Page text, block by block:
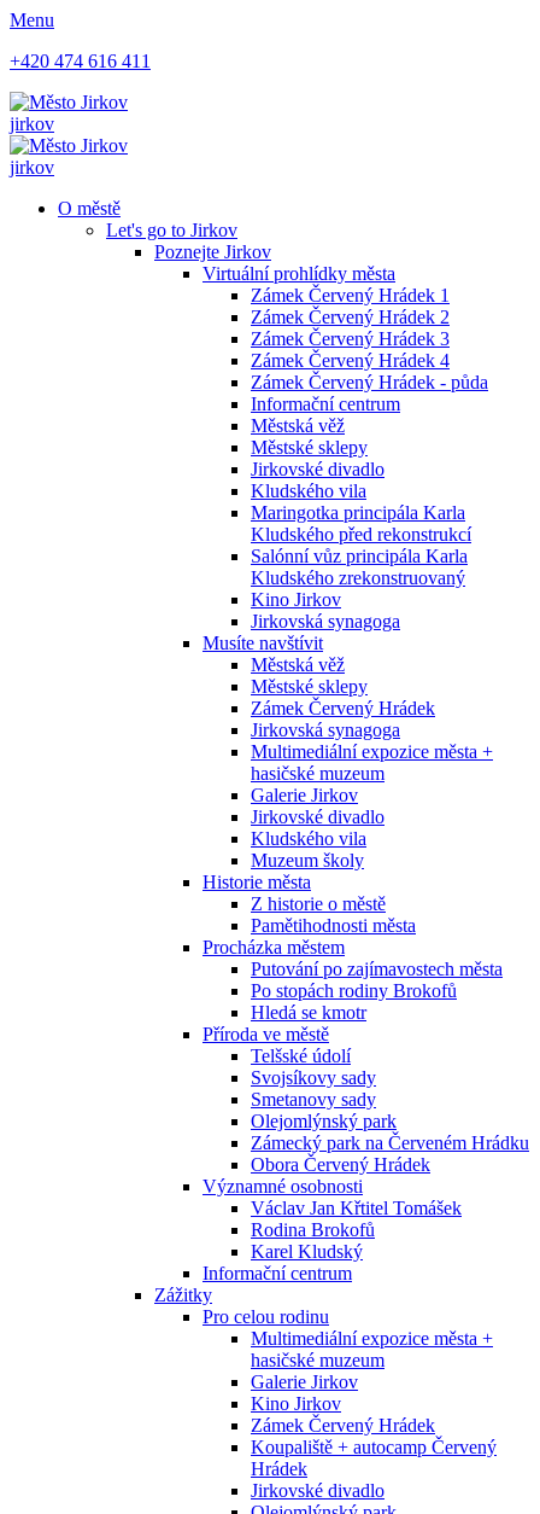
Menu
+420 474 616 411
jirkov
jirkov
O městě
Let's go to Jirkov
Poznejte Jirkov
Virtuální prohlídky města
Zámek Červený Hrádek 1
Zámek Červený Hrádek 2
Zámek Červený Hrádek 3
Zámek Červený Hrádek 4
Zámek Červený Hrádek - půda
Informační centrum
Městská věž
Městské sklepy
Jirkovské divadlo
Kludského vila
Maringotka principála Karla
Kludského před rekonstrukcí
Salónní vůz principála Karla
Kludského zrekonstruovaný
Kino Jirkov
Jirkovská synagoga
Musíte navštívit
Městská věž
Městské sklepy
Zámek Červený Hrádek
Jirkovská synagoga
Multimediální expozice města +
hasičské muzeum
Galerie Jirkov
Jirkovské divadlo
Kludského vila
Muzeum školy
Historie města
Z historie o městě
Pamětihodnosti města
Procházka městem
Putování po zajímavostech města
Po stopách rodiny Brokofů
Hledá se kmotr
Příroda ve městě
Telšské údolí
Svojsíkovy sady
Smetanovy sady
Olejomlýnský park
Zámecký park na Červeném Hrádku
Obora Červený Hrádek
Významné osobnosti
Václav Jan Křtitel Tomášek
Rodina Brokofů
Karel Kludský
Informační centrum
Zážitky
Pro celou rodinu
Multimediální expozice města +
hasičské muzeum
Galerie Jirkov
Kino Jirkov
Zámek Červený Hrádek
Koupaliště + autocamp Červený
Hrádek
Jirkovské divadlo